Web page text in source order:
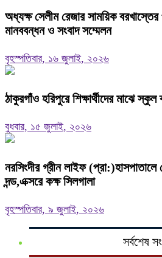
অধ্যক্ষ সেলীম রেজার সাময়িক বরখাস্তের
মানববন্ধন ও সংবাদ সম্মেলন ‎
বৃহস্পতিবার, ১৬ জুলাই, ২০২৬
ঠাকুরগাঁও হরিপুরে শিক্ষার্থীদের মাঝে
বুধবার, ১৫ জুলাই, ২০২৬
নরসিংদীর গ্রীন লাইফ (প্রা:)হাসপাতালে
দন্ড,এক্সরে কক্ষ সিলগালা
বৃহস্পতিবার, ৯ জুলাই, ২০২৬
সর্বশেষ